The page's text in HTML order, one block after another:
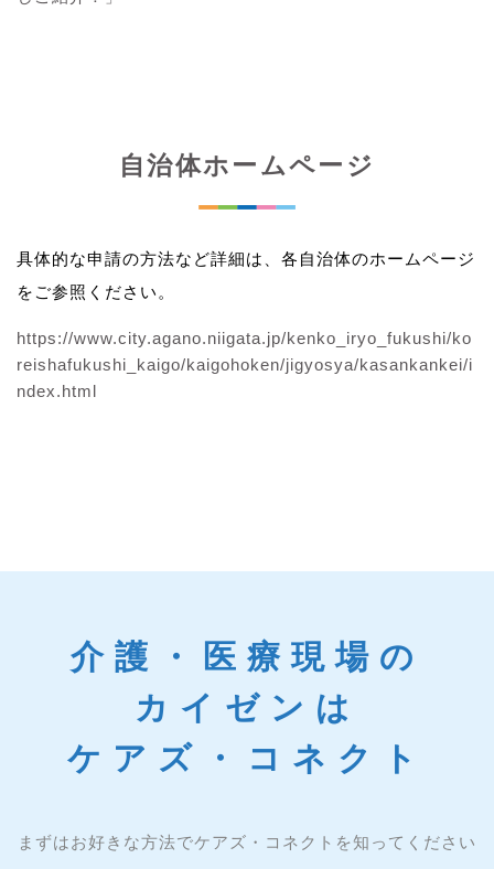
自治体ホームページ
具体的な申請の方法など詳細は、各自治体のホームページ
をご参照ください。
https://www.city.agano.niigata.jp/kenko_iryo_fukushi/ko
reishafukushi_kaigo/kaigohoken/jigyosya/kasankankei/i
ndex.html
介護・医療現場の
カイゼンは
ケアズ・コネクト
まずはお好きな方法でケアズ・コネクトを知ってください